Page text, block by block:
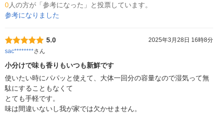
0人の方が「参考になった」と投票しています。
参考になりました
5.0
2025年3月28日 16時8分
sac********さん
小分けで味も香りもいつも新鮮です
使いたい時にパパッと使えて、大体一回分の容量なので湿気って無
駄にすることもなくて
とても手軽です。
味は間違いないし我が家では欠かせません。